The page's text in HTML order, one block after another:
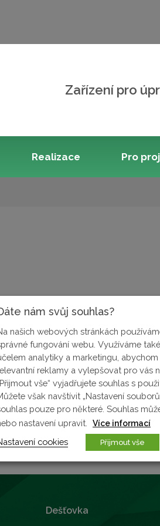
Zařízení pro
Realizace Pro
se jižvíce než 20 letzabývá
k čištění odpadních vod.
svých zaměstnanců s
na českém trhu.
programu je výrobní divize
zahradní bazény a jezírka a jiné
Dešťovka
nám svůj souhlas?
našich webových stránkách
fungování webu. Využíváme
analytiky a marketingu,
reklamy a vylepšovat pro vás
vše“ vyjadřujete souhlas s
však navštívit „Nastavení
pouze pro některé. Souhlas
nastavení upravit.
Více informací
cookies Přijmout vše